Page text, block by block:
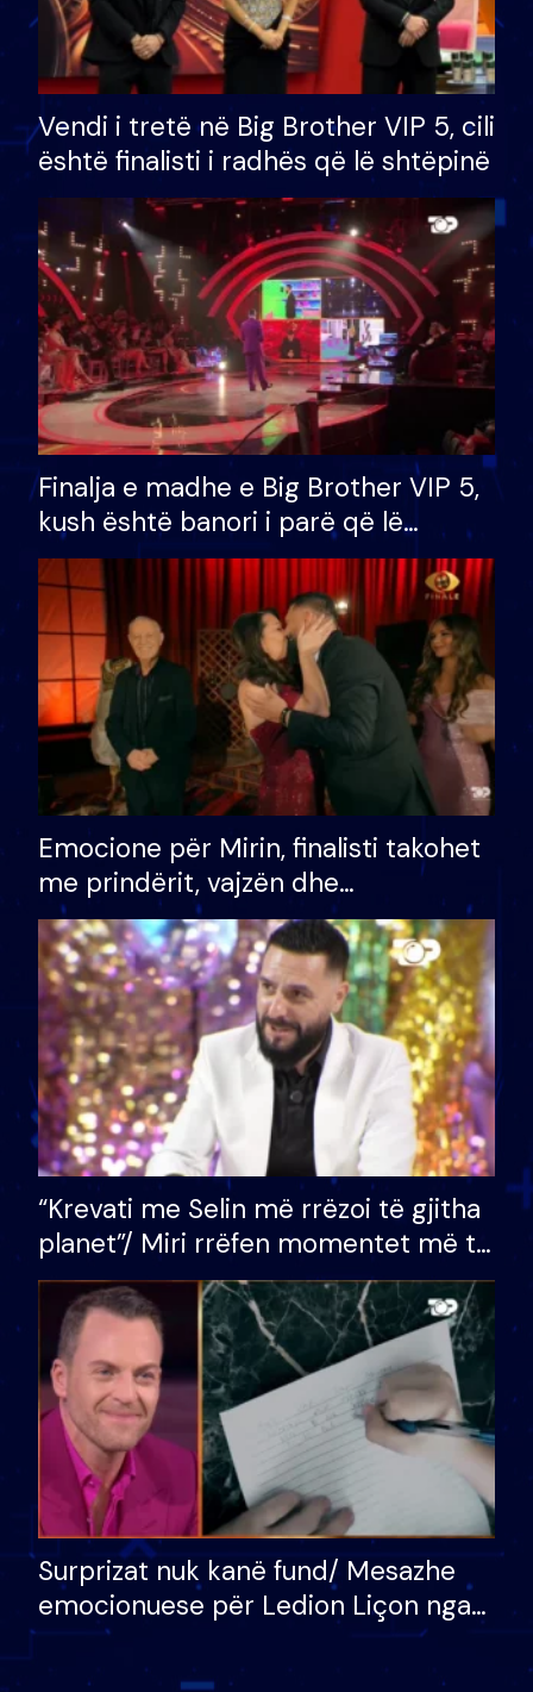
Vendi i tretë në Big Brother VIP 5, cili
është finalisti i radhës që lë shtëpinë
Finalja e madhe e Big Brother VIP 5,
kush është banori i parë që lë
shtëpinë dhe humb mundësinë për
të fituar çmimin e madh
Emocione për Mirin, finalisti takohet
me prindërit, vajzën dhe
bashkëshorten: S’kemi ndonjë letër
divorci apo jo?
“Krevati me Selin më rrëzoi të gjitha
planet”/ Miri rrëfen momentet më të
bukura në shtëpinë e BB VIP: Do më
mungojë zilja e mëngjesit kur…
Surprizat nuk kanë fund/ Mesazhe
emocionuese për Ledion Liçon nga
nëna dhe fëmijët e tij, moderatori
nuk i mban dot lotët: Nuk meritoj…